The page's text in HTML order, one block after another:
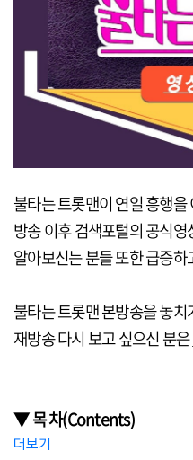
불타는 트롯맨이 연일 흥행
방송 이후 검색포털의 공식
알아보신는 분들 또한 급증하
불타는 트롯맨 본방송을 놓치
재방송 다시 보고 싶으신 분은
▼ 목 차(Contents)
더보기